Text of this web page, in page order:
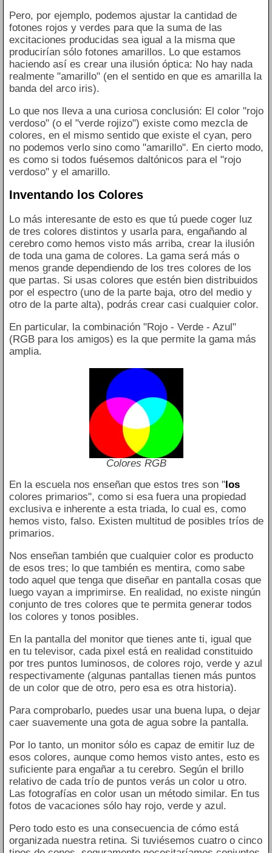
Pero, por ejemplo, podemos ajustar la cantidad de
fotones rojos y verdes para que la suma de las
excitaciones producidas sea igual a la misma que
producirían sólo fotones amarillos. Lo que estamos
haciendo así es crear una ilusión óptica: No hay nada
realmente "amarillo" (en el sentido en que es amarilla la
banda del arco iris).
Lo que nos lleva a una curiosa conclusión: El color "rojo
verdoso" (o el "verde rojizo") existe como mezcla de
colores, en el mismo sentido que existe el cyan, pero
no podemos verlo sino como "amarillo". En cierto modo,
es como si todos fuésemos daltónicos para el "rojo
verdoso" y el amarillo.
Inventando los Colores
Lo más interesante de esto es que tú puede coger luz
de tres colores distintos y usarla para, engañando al
cerebro como hemos visto más arriba, crear la ilusión
de toda una gama de colores. La gama será más o
menos grande dependiendo de los tres colores de los
que partas. Si usas colores que estén bien distribuidos
por el espectro (uno de la parte baja, otro del medio y
otro de la parte alta), podrás crear casi cualquier color.
En particular, la combinación "Rojo - Verde - Azul"
(RGB para los amigos) es la que permite la gama más
amplia.
Colores RGB
En la escuela nos enseñan que estos tres son "los
colores primarios", como si esa fuera una propiedad
exclusiva e inherente a esta triada, lo cual es, como
hemos visto, falso. Existen multitud de posibles tríos de
primarios.
Nos enseñan también que cualquier color es producto
de esos tres; lo que también es mentira, como sabe
todo aquel que tenga que diseñar en pantalla cosas que
luego vayan a imprimirse. En realidad, no existe ningún
conjunto de tres colores que te permita generar todos
los colores y tonos posibles.
En la pantalla del monitor que tienes ante ti, igual que
en tu televisor, cada pixel está en realidad constituido
por tres puntos luminosos, de colores rojo, verde y azul
respectivamente (algunas pantallas tienen más puntos
de un color que de otro, pero esa es otra historia).
Para comprobarlo, puedes usar una buena lupa, o dejar
caer suavemente una gota de agua sobre la pantalla.
Por lo tanto, un monitor sólo es capaz de emitir luz de
esos colores, aunque como hemos visto antes, esto es
suficiente para engañar a tu cerebro. Según el brillo
relativo de cada trío de puntos verás un color u otro.
Las fotografías en color usan un método similar. En tus
fotos de vacaciones sólo hay rojo, verde y azul.
Pero todo esto es una consecuencia de cómo está
organizada nuestra retina. Si tuviésemos cuatro o cinco